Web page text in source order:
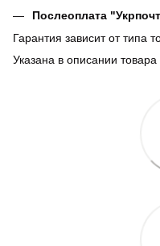
Послеоплата
Гарантия зависит от типа
Указана в описании товара